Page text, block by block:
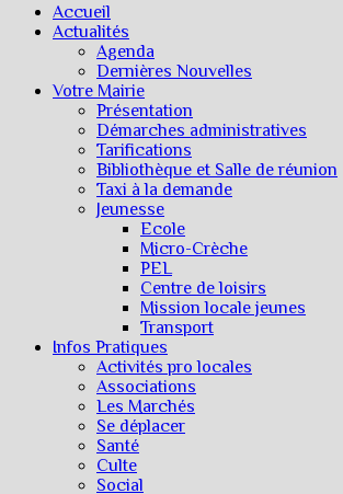
Accueil
Actualités
Agenda
Dernières Nouvelles
Votre Mairie
Présentation
Démarches administratives
Tarifications
Bibliothèque et Salle de réunion
Taxi à la demande
Jeunesse
Ecole
Micro-Crèche
PEL
Centre de loisirs
Mission locale jeunes
Transport
Infos Pratiques
Activités pro locales
Associations
Les Marchés
Se déplacer
Santé
Culte
Social